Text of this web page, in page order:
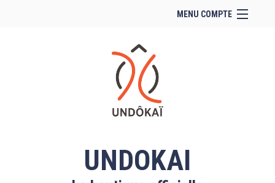
MENU COMPTE
Site Web du club
Facebook
Se connecter
Panier (vide)
UNDOKAI